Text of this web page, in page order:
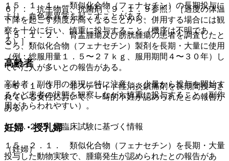
１５．１．１． 類似化合物（フェナセチン）の長期投与に
より、血色素異常を起こすことがある。
１５．１．２． 腎盂腫瘍及び膀胱腫瘍の患者を調査したと
ころ、類似化合物（フェナセチン）製剤を長期・大量に使用
（例：総服用量１．５〜２７ｋｇ、服用期間４〜３０年）し
ていた人が多いとの報告がある。
１５．１．３． 非ステロイド性消炎鎮痛剤を長期間投与さ
れている女性において、一時的不妊が認められたとの報告が
ある。
１５．２． 非臨床試験に基づく情報
１５．２．１． 類似化合物（フェナセチン）を長期・大量
投与した動物実験で、腫瘍発生が認められたとの報告があ
６）． 抗生物質、抗菌剤〔９．１．９参照〕［過度の体温
下降を起こす頻度が高くなることから、併用する場合には観
察を十分に行い、慎重に投与すること（機序は不明であ
る）］。
高齢者
高齢者：副作用の発現に特に注意し、少量から投与を開始す
るなど患者の状態を観察しながら慎重に投与すること（副作
用があらわれやすい）。
妊婦・授乳婦
（妊婦）